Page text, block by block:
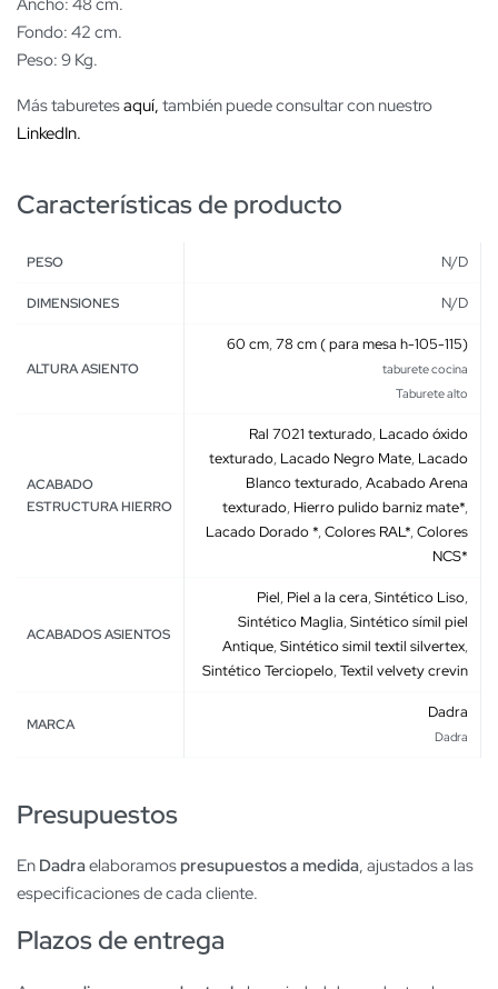
Ancho: 48 cm.
Fondo: 42 cm.
Peso: 9 Kg.
Más taburetesaquí, también puede consultar con nuestro
LinkedIn.
Características de producto
PESO N/D
DIMENSIONES N/D
ALTURA ASIENTO
60 cm,78 cm ( para mesa h-105-115)
taburete cocina
Taburete alto
ACABADO
ESTRUCTURA HIERRO
Ral 7021 texturado, Lacado óxido
texturado, Lacado Negro Mate, Lacado
Blanco texturado,Acabado Arena
texturado, Hierro pulido barniz mate*,
Lacado Dorado *,Colores RAL*,Colores
NCS*
ACABADOS ASIENTOS
Piel, Piel a la cera,Sintético Liso,
Sintético Maglia,Sintético símil piel
Antique,Sintético simil textil silvertex,
Sintético Terciopelo,Textil velvety crevin
MARCA
Dadra
Dadra
Presupuestos
En Dadraelaboramos presupuestos a medida, ajustados a las
especificaciones de cada cliente.
Plazos de entrega